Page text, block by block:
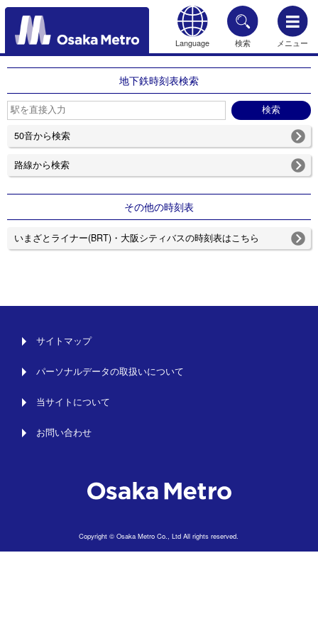
Language 検索 メニュー
もどる
地下鉄時刻表検索
50音から検索
路線から検索
その他の時刻表
いまざとライナー(BRT)・大阪シティバスの時刻表はこちら
サイトマップ
パーソナルデータの取扱いについて
当サイトについて
お問い合わせ
Copyright © Osaka Metro Co., Ltd All rights reserved.